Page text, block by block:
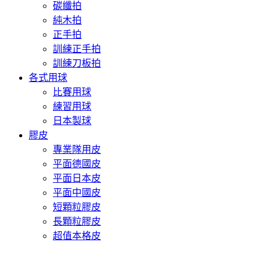
碳纖拍
純木拍
正手拍
訓練正手拍
訓練刀板拍
各式用球
比賽用球
練習用球
日本製球
膠皮
專業隊用皮
平面德國皮
平面日本皮
平面中國皮
短顆粒膠皮
長顆粒膠皮
超值本格皮